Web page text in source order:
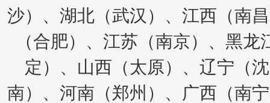
沙）、湖北（武汉）、江西（南
（合肥）、江苏（南京）、黑
定）、山西（太原）、辽宁（
南）、河南（郑州）、广西（南